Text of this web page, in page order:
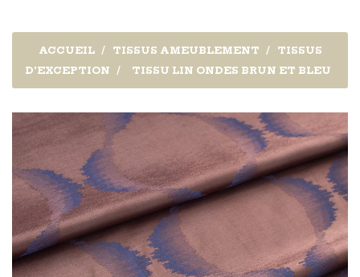
ACCUEIL TISSUS AMEUBLEMENT
TISSUS
D'EXCEPTION
TISSU LIN ONDES BRUN ET BLEU